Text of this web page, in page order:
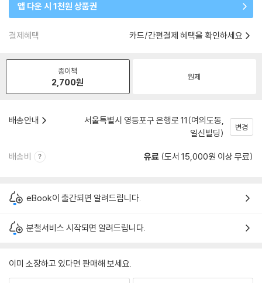
앱 다운 시 1천원 상품권
결제혜택 카드/간편결제 혜택을 확인하세요
종이책
2,700원 원제
배송안내
서울특별시 영등포구 은행로 11(여의도동,
일신빌딩)
변경
배송비 유료 (도서 15,000원 이상 무료)
eBook이 출간되면 알려드립니다.
분철서비스 시작되면 알려드립니다.
이미 소장하고 있다면 판매해 보세요.